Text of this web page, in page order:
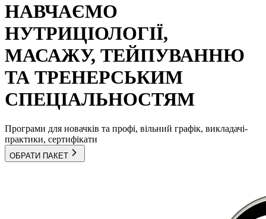
НАВЧАЄМО
НУТРИЦІОЛОГІЇ,
МАСАЖУ, ТЕЙПУВАННЮ
ТА ТРЕНЕРСЬКИМ
СПЕЦІАЛЬНОСТЯМ
Програми для новачків та профі, вільний графік, викладачі-
практики, сертифікати
ОБРАТИ ПАКЕТ